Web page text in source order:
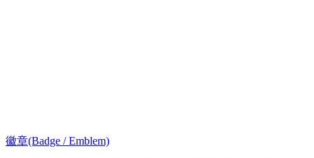
徽章(Badge / Emblem)